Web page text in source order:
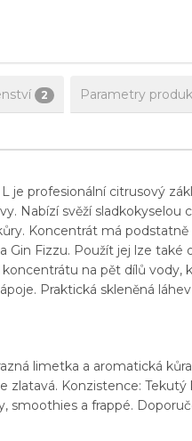
2 Parametry
profesionální citrusový
Nabízí svěží
Koncentrát má podstatně
Gin Fizzu. Použít jej lze
na pět dílů vody,
Praktická skleněná
limetka a aromatická
zlatavá. Konzistence:
smoothies a frappé.